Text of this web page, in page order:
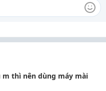
thì nên dùng máy mài